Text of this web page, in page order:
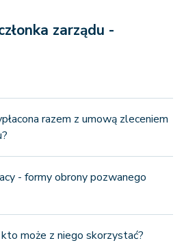
zarządu -
razem z umową zleceniem
- formy obrony pozwanego
może z niego skorzystać?